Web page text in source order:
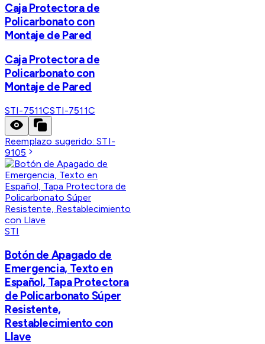
Caja Protectora de
Policarbonato con
Montaje de Pared
Caja Protectora de
Policarbonato con
Montaje de Pared
STI-7511CSTI-7511C
Reemplazo sugerido:STI-
9105
STI
Botón de Apagado de
Emergencia, Texto en
Español, Tapa Protectora
de Policarbonato Súper
Resistente,
Restablecimiento con
Llave